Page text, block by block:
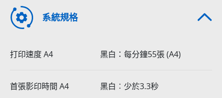
系統規格
打印速度 A4 黑白：每分鐘55張 (A4)
首張影印時間 A4 黑白︰少於3.3秒